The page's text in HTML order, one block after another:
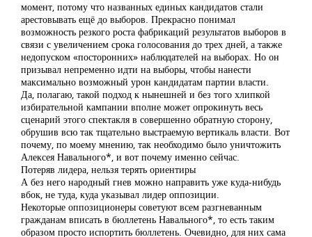
момент, потому что названных единых кандидатов стали
арестовывать ещё до выборов. Прекрасно понимал
возможность резкого роста фабрикаций результатов выборов в
связи с увеличением срока голосования до трех дней, а также
недопуском «посторонних» наблюдателей на выборах. Но он
призывал непременно идти на выборы, чтобы нанести
максимально возможный урон кандидатам партии власти.
Да, полагаю, такой подход к нынешней и без того хлипкой
избирательной кампании вполне может опрокинуть весь
сценарий этого спектакля в совершенно обратную сторону,
обрушив всю так тщательно выстраемую вертикаль власти. Вот
почему, по моему мнению, так необходимо было уничтожить
Алексея Навального*, и вот почему именно сейчас.
Потеряв лидера, нельзя терять ориентиры
А без него народный гнев можно направить уже куда-нибудь
вбок, не туда, куда указывал лидер оппозиции.
Некоторые оппозиционеры советуют всем разгневанным
гражданам вписать в бюллетень Навального*, то есть таким
образом просто испортить бюллетень. Очевидно, для них сама